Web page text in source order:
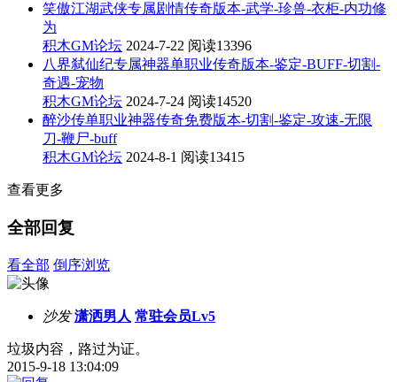
笑傲江湖武侠专属剧情传奇版本-武学-珍兽-衣柜-内功修
为
积木GM论坛 2024-7-22 阅读13396
八界弑仙纪专属神器单职业传奇版本-鉴定-BUFF-切割-
奇遇-宠物
积木GM论坛 2024-7-24 阅读14520
醉沙传单职业神器传奇免费版本-切割-鉴定-攻速-无限
刀-鞭尸-buff
积木GM论坛 2024-8-1 阅读13415
查看更多
全部回复
看全部 倒序浏览
沙发 潇洒男人 常驻会员Lv5
垃圾内容，路过为证。
2015-9-18 13:04:09